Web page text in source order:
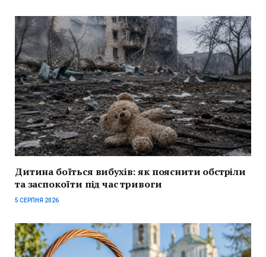
Дитина боїться вибухів: як пояснити обстріли
та заспокоїти під час тривоги
5 СЕРПНЯ 2026